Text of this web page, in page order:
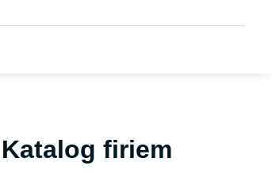
firiem